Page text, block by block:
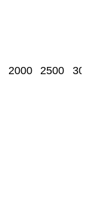
2000 2500